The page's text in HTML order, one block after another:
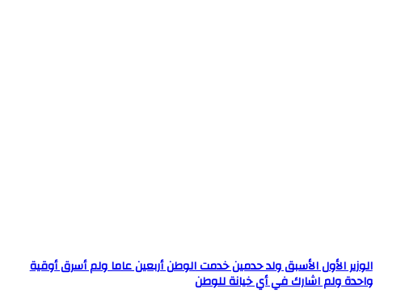
الوزير الأول الأسبق ولد حدمين خدمت الوطن أربعين عاما ولم أسرق أوقية
واحدة ولم اشارك في أي خيانة للوطن